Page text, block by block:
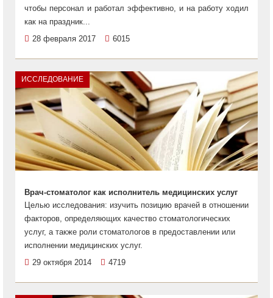
чтобы персонал и работал эффективно, и на работу ходил
как на праздник...
28 февраля 2017
6015
ИССЛЕДОВАНИЕ
Врач-стоматолог как исполнитель медицинских услуг
Целью исследования: изучить позицию врачей в отношении
факторов, определяющих качество стоматологических
услуг, а также роли стоматологов в предоставлении или
исполнении медицинских услуг.
29 октября 2014
4719